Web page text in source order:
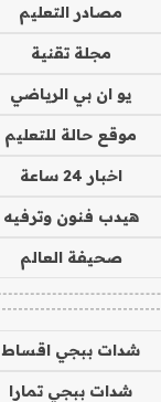
مصادر التعليم
مجلة تقنية
يو ان بي الرياضي
موقع حالة للتعليم
اخبار 24 ساعة
هيدب فنون وترفيه
صحيفة العالم
شدات ببجي اقساط
شدات ببجي تمارا